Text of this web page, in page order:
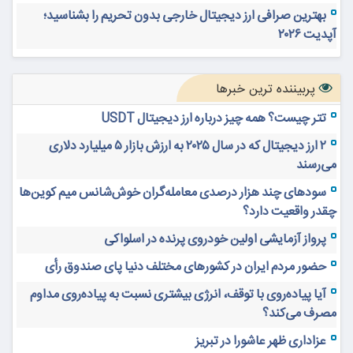
بهترین صرافی ارز دیجیتال خارجی بدون تحریم را بشناسید؛
آپدیت ۲۰۲۶
پربیننده ترین خبرها
تتر چیست؟ همه چیز درباره ارز دیجیتال USDT
۲ ارز دیجیتال که در سال ۲۰۲۵ به ارزش بازار ۵ میلیارد دلاری
می‌رسند
سودهای چند هزار درصدی معامله‌گران خوش‌شانس میم کوین‌ها
چقدر واقعیت دارد؟
پرواز آزمایشی اولین خودروی پرنده در اسلواکی
حضور مردم ایران در کشورهای مختلف دنیا پای صندوق رأی
آیا پیاده‌روی با توقف، انرژی بیشتری نسبت به پیاده‌روی مداوم
مصرف می‌کند؟
عزاداری ظهر عاشورا در تبریز